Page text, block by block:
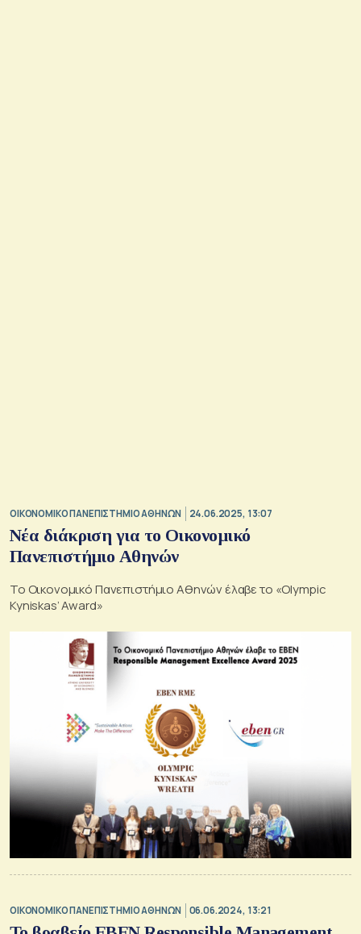
ΟΙΚΟΝΟΜΙΚΟ ΠΑΝΕΠΙΣΤΗΜΙΟ ΑΘΗΝΩΝ 24.06.2025, 13:07
Νέα διάκριση για το Οικονομικό
Πανεπιστήμιο Αθηνών
To Οικονομικό Πανεπιστήμιο Αθηνών έλαβε το «Olympic
Kyniskas’ Award»
ΟΙΚΟΝΟΜΙΚΟ ΠΑΝΕΠΙΣΤΗΜΙΟ ΑΘΗΝΩΝ 06.06.2024, 13:21